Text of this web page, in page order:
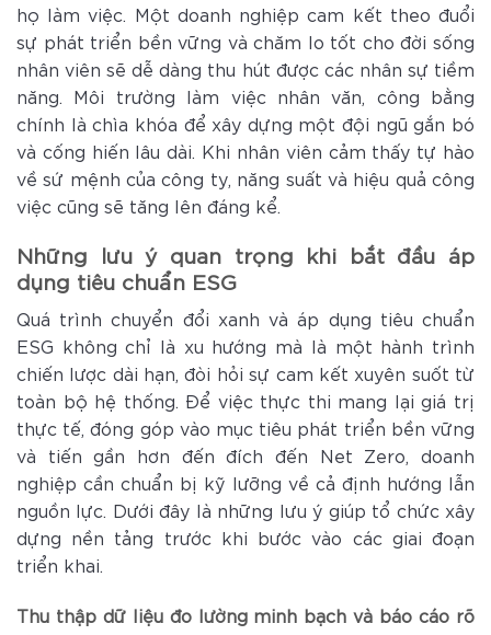
họ làm việc. Một doanh nghiệp cam kết theo đuổi
sự phát triển bền vững và chăm lo tốt cho đời sống
nhân viên sẽ dễ dàng thu hút được các nhân sự tiềm
năng. Môi trường làm việc nhân văn, công bằng
chính là chìa khóa để xây dựng một đội ngũ gắn bó
và cống hiến lâu dài. Khi nhân viên cảm thấy tự hào
về sứ mệnh của công ty, năng suất và hiệu quả công
việc cũng sẽ tăng lên đáng kể.
Những lưu ý quan trọng khi bắt đầu áp
dụng tiêu chuẩn ESG
Quá trình chuyển đổi xanh và áp dụng tiêu chuẩn
ESG không chỉ là xu hướng mà là một hành trình
chiến lược dài hạn, đòi hỏi sự cam kết xuyên suốt từ
toàn bộ hệ thống. Để việc thực thi mang lại giá trị
thực tế, đóng góp vào mục tiêu phát triển bền vững
và tiến gần hơn đến đích đến Net Zero, doanh
nghiệp cần chuẩn bị kỹ lưỡng về cả định hướng lẫn
nguồn lực. Dưới đây là những lưu ý giúp tổ chức xây
dựng nền tảng trước khi bước vào các giai đoạn
triển khai.
Thu thập dữ liệu đo lường minh bạch và báo cáo rõ